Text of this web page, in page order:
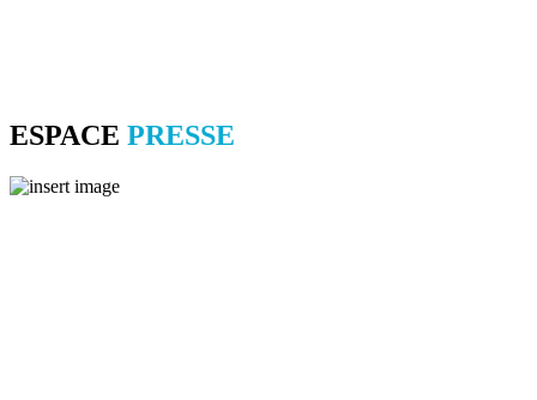
ESPACE PRESSE